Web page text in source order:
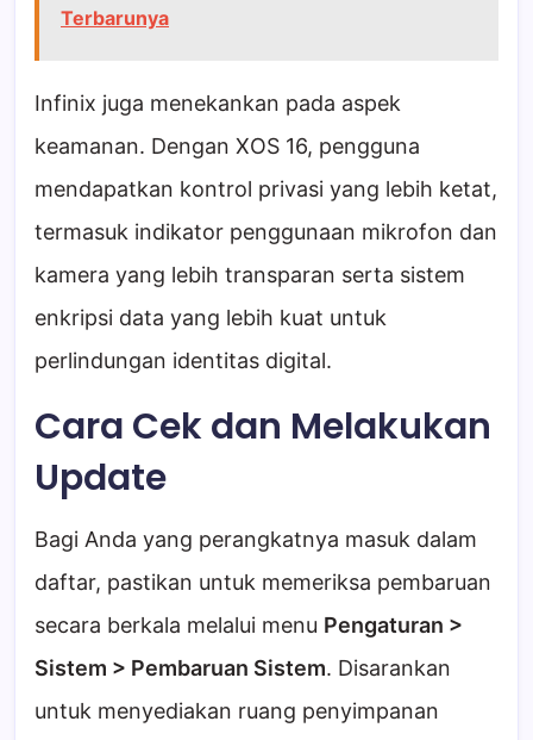
Terbarunya
Infinix juga menekankan pada aspek
keamanan. Dengan XOS 16, pengguna
mendapatkan kontrol privasi yang lebih ketat,
termasuk indikator penggunaan mikrofon dan
kamera yang lebih transparan serta sistem
enkripsi data yang lebih kuat untuk
perlindungan identitas digital.
Cara Cek dan Melakukan
Update
Bagi Anda yang perangkatnya masuk dalam
daftar, pastikan untuk memeriksa pembaruan
secara berkala melalui menu Pengaturan >
Sistem > Pembaruan Sistem. Disarankan
untuk menyediakan ruang penyimpanan